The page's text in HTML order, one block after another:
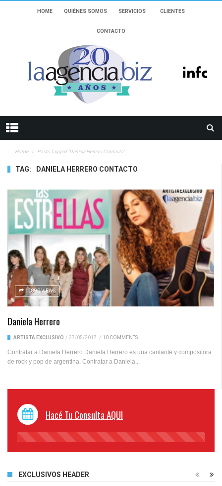
HOME QUIÉNES SOMOS SERVICIOS CLIENTES
CONTACTO
Home Posts Tagged "daniela Herrero Contacto"
TAG: DANIELA HERRERO CONTACTO
10890 VIEWS
Daniela Herrero
ARTISTA EXCLUSIVO / 27/05/2017 / 10 COMMENTS
Contratar a Daniela Herrero Daniela Herrero es una cantante y compositora
de rock y pop de argentina. Contratar a Daniela...
Hacé Tu Consulta AQUI
45%
EXCLUSIVOS HEADER